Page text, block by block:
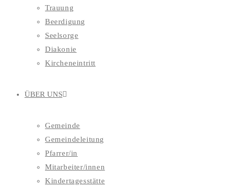
Trauung
Beerdigung
Seelsorge
Diakonie
Kircheneintritt
ÜBER UNS
Gemeinde
Gemeindeleitung
Pfarrer/in
Mitarbeiter/innen
Kindertagesstätte